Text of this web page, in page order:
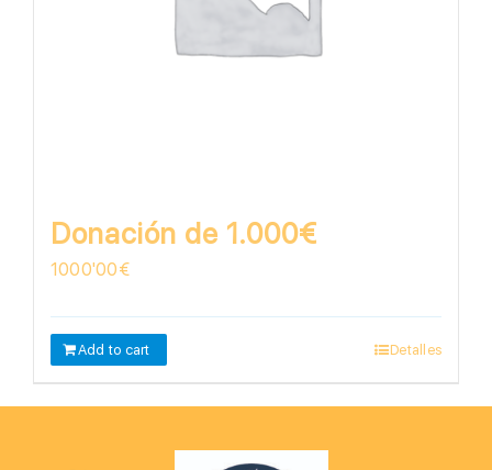
Donación de 1.000€
1000'00€
Add to cart Detalles